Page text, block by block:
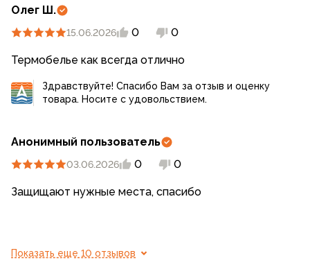
Олег Ш.
15.06.2026 0 0
Термобелье как всегда отлично
Здравствуйте! Спасибо Вам за отзыв и оценку
товара. Носите с удовольствием.
Анонимный пользователь
03.06.2026 0 0
Защищают нужные места, спасибо
Показать еще 10 отзывов